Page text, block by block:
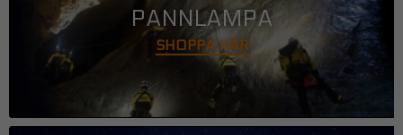
PANNLAMPA
SHOPPA HÄR